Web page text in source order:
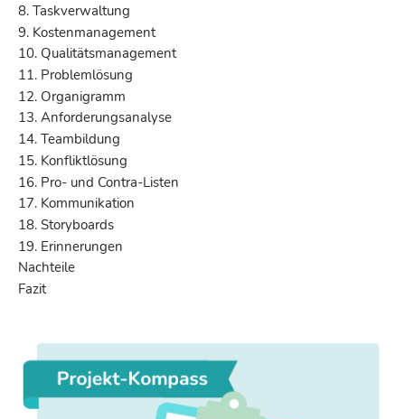
8. Taskverwaltung
9. Kostenmanagement
10. Qualitätsmanagement
11. Problemlösung
12. Organigramm
13. Anforderungsanalyse
14. Teambildung
15. Konfliktlösung
16. Pro- und Contra-Listen
17. Kommunikation
18. Storyboards
19. Erinnerungen
Nachteile
Fazit